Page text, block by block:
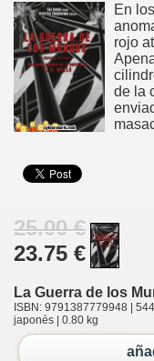
En
rojo
de la
25.00 €
23.75 €
La Guerra de los
ISBN: 9791387779948 |
japonés | 0.80 kg